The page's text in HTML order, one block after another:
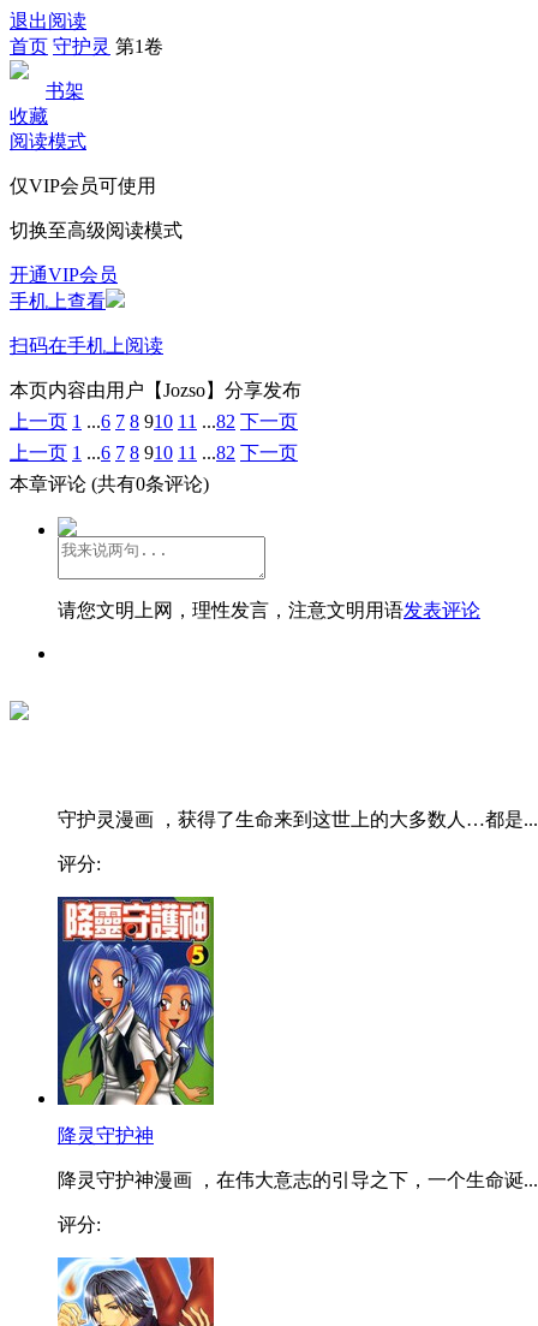
退出阅读
首页 守护灵 第1卷
书架
收藏
阅读模式
仅VIP会员可使用
切换至高级阅读模式
开通VIP会员
手机上查看
扫码在手机上阅读
本页内容由用户【Jozso】分享发布
上一页 1 ...6 7 8 910 11 ...82 下一页
上一页 1 ...6 7 8 910 11 ...82 下一页
本章评论 (共有0条评论)
请您文明上网，理性发言，注意文明用语发表评论
守护灵漫画 ，获得了生命来到这世上的大多数人…都是...
评分:
降灵守护神
降灵守护神漫画 ，在伟大意志的引导之下，一个生命诞...
评分: